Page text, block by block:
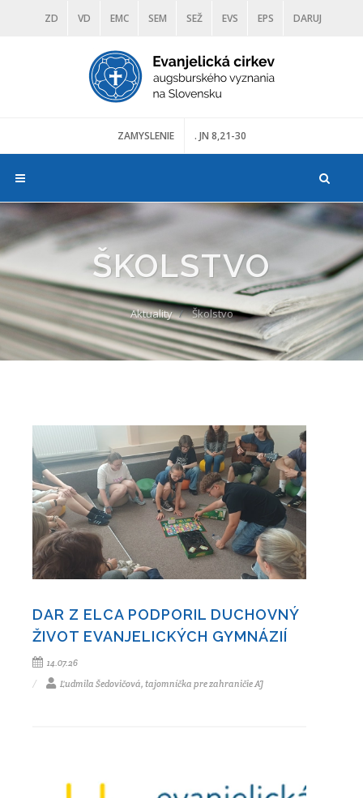
ZD VD EMC SEM SEŽ EVS EPS DARUJ
DIAKONIA ŠKOLY TRANOSCIUS
ZAMYSLENIE . JN 8,21-30
ŠKOLSTVO
Aktuality Školstvo
DAR Z ELCA PODPORIL DUCHOVNÝ
ŽIVOT EVANJELICKÝCH GYMNÁZIÍ
14.07.26
Ľudmila Šedovičová, tajomníčka pre zahraničie AJ